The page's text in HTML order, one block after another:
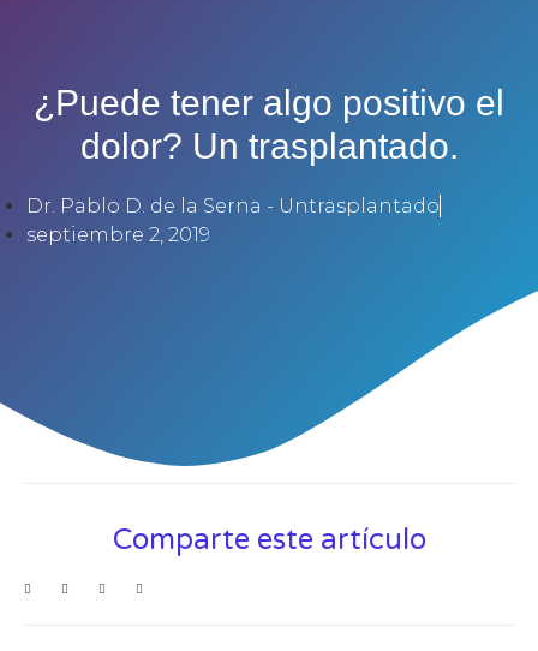
¿Puede tener algo positivo el
dolor? Un trasplantado.
Dr. Pablo D. de la Serna - Untrasplantado
septiembre 2, 2019
Comparte este artículo